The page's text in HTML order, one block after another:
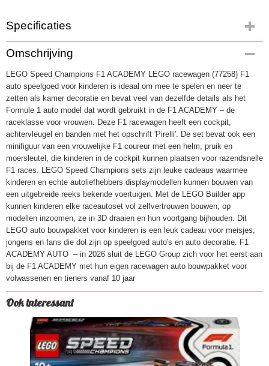
Specificaties
Productcode
4984
EAN code
5702018068267
Omschrijving
LEGO Speed Champions F1 ACADEMY LEGO racewagen (77258) F1
auto speelgoed voor kinderen is ideaal om mee te spelen en neer te
zetten als kamer decoratie en bevat veel van dezelfde details als het
Formule 1 auto model dat wordt gebruikt in de F1 ACADEMY – de
raceklasse voor vrouwen. Deze F1 racewagen heeft een cockpit,
achtervleugel en banden met het opschrift 'Pirelli'. De set bevat ook een
minifiguur van een vrouwelijke F1 coureur met een helm, pruik en
moersleutel, die kinderen in de cockpit kunnen plaatsen voor razendsnelle
F1 races. LEGO Speed Champions sets zijn leuke cadeaus waarmee
kinderen en echte autoliefhebbers displaymodellen kunnen bouwen van
een uitgebreide reeks bekende voertuigen. Met de LEGO Builder app
kunnen kinderen elke raceautoset vol zelfvertrouwen bouwen, op
modellen inzoomen, ze in 3D draaien en hun voortgang bijhouden. Dit
LEGO auto bouwpakket voor kinderen is een leuk cadeau voor meisjes,
jongens en fans die dol zijn op speelgoed auto's en auto decoratie. F1
ACADEMY AUTO – in 2026 sluit de LEGO Group zich voor het eerst aan
bij de F1 ACADEMY met hun eigen racewagen auto bouwpakket voor
volwassenen en tieners vanaf 10 jaar
Ook interessant